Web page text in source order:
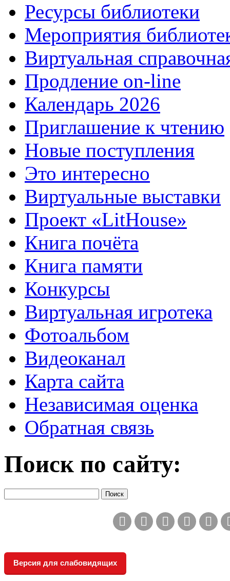
Ресурсы библиотеки
Мероприятия
Виртуальная
Продление on-line
Календарь 2026
Приглашение к чтению
Новые поступления
Это интересно
Виртуальные выставки
Проект «LitHouse»
Книга почёта
Книга памяти
Конкурсы
Виртуальная игротека
Фотоальбом
Видеоканал
Карта сайта
Независимая оценка
Обратная связь
Поиск по сайту:
Версия для слабовидящих